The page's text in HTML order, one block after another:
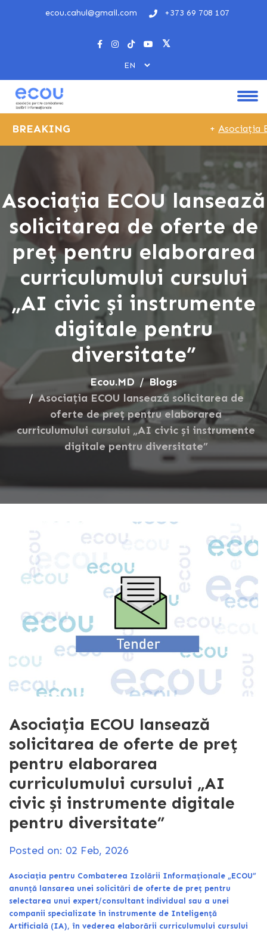
ecou.cahul@gmail.com +373 69 708 107
BREAKING +Asociația
Asociația ECOU lansează
solicitarea de oferte de
preț pentru elaborarea
curriculumului cursului
„AI civic și instrumente
digitale pentru
diversitate”
Ecou.MD
Blogs
Asociația ECOU lansează solicitarea de
oferte de preț pentru elaborarea
curriculumului cursului „AI civic și instrumente
digitale pentru diversitate”
Asociația ECOU lansează
solicitarea de oferte de preț
pentru elaborarea
curriculumului cursului „AI
civic și instrumente digitale
pentru diversitate”
Posted on: 02 Feb, 2026
Asociația pentru Combaterea Izolării Informaționale „ECOU”
anunță lansarea unei solicitări de oferte de preț pentru
selectarea unui expert/consultant individual sau a unei
companii specializate în instrumente de Inteligență
Artificială (IA), în vederea elaborării curriculumului cursului